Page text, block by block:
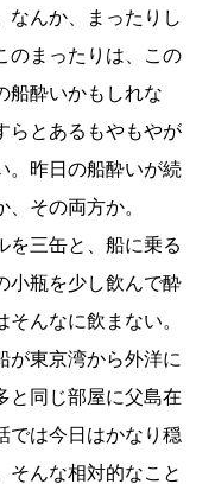
なんか、まったりし
のまったりは、この
船酔いかもしれな
らとあるもやもやが
。昨日の船酔いが続
その両方か。
三缶と、船に乗る
小瓶を少し飲んで酔
んなに飲まない。
東京湾から外洋に
と同じ部屋に父島在
では今日はかなり穏
そんな相対的なこと